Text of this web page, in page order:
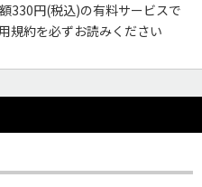
330円(税込)の有料サービスで
規約を必ずお読みください